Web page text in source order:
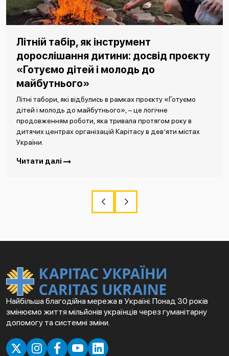
Літній табір, як інструмент
дорослішання дитини: досвід проєкту
«Готуємо дітей і молодь до
майбутнього»
Літні табори, які відбулись в рамках проєкту «Готуємо
дітей і молодь до майбутнього», – це логічне
продовженням роботи, яка тривала протягом року в
дитячих центрах організацій Карітасу в дев’яти містах
України.
Читати далі
Найбільша благодійна мережа в Україні. Понад 30 років
змінюємо життя мільйонів українців через гуманітарну
допомогу та системні зміни.